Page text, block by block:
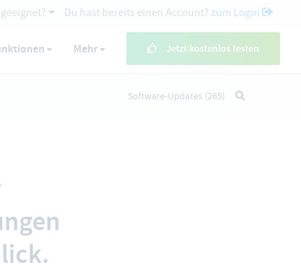
Du hast bereits einen Account? zum Login
Mehr Jetzt kostenlos testen
Software-Updates (265)